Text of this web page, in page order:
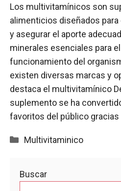
Los multivitamínicos son
alimenticios diseñados
y asegurar el aporte
minerales esenciales para
funcionamiento del
existen diversas marcas y
destaca el multivitamínico
suplemento se ha
favoritos del público gracias
Categorías
Multivitaminico
Buscar